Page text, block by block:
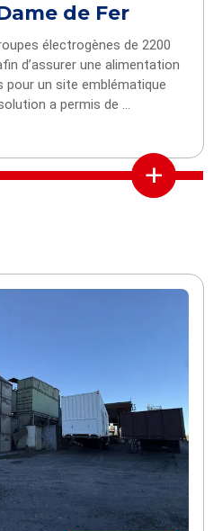
de Fer
électrogènes de 2200
d’assurer une alimentation
pour un site emblématique
a permis de ...
+